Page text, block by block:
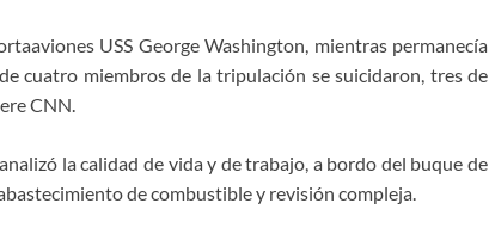
USS George Washington, mientras permanecía
cuatro miembros de la tripulación se suicidaron, tres de
CNN.
la calidad de vida y de trabajo, a bordo del buque de
de combustible y revisión compleja.